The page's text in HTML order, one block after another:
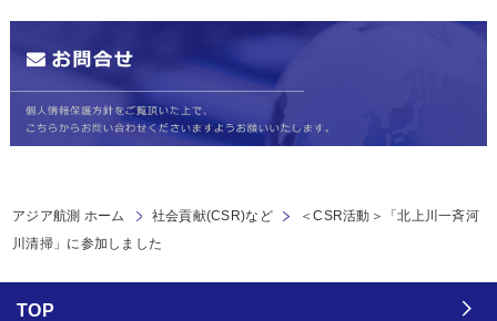
アジア航測 ホーム 社会貢献(CSR)など
＜CSR活動＞「北上川一斉河
川清掃」に参加しました
TOP